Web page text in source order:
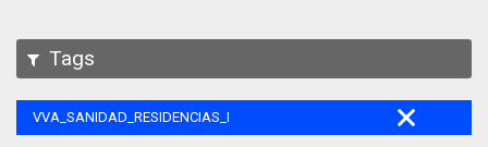
Tags
VVA_SANIDAD_RESIDENCIAS_MAYORES_105